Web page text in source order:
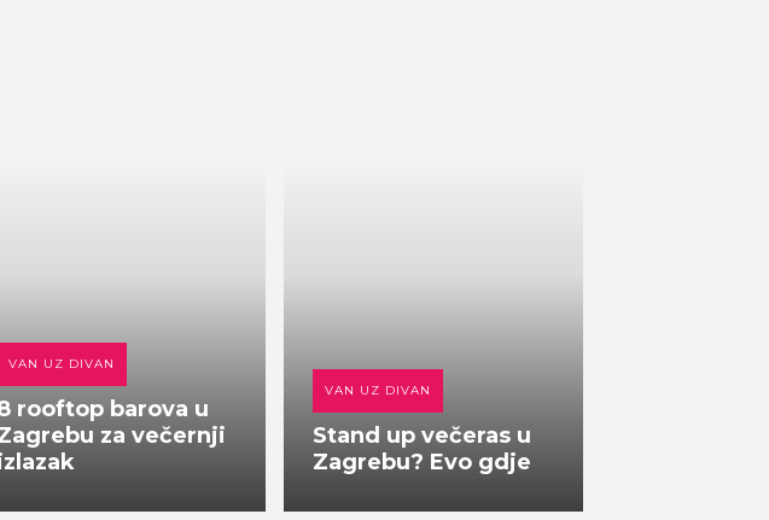
VAN UZ DIVAN
rooftop barova u
za večernji
VAN UZ DIVAN
Stand up večeras u
Zagrebu? Evo gdje